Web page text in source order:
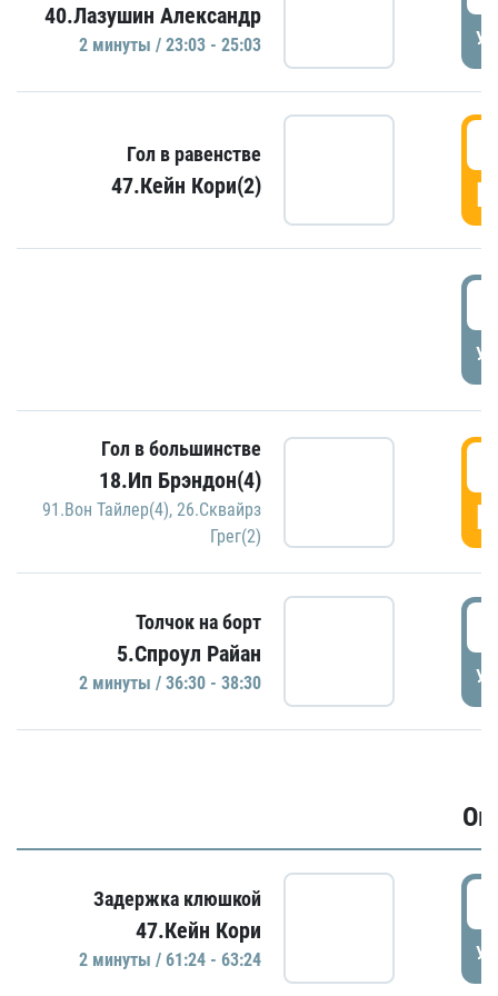
40.Лазушин Александр
2 минуты / 23:03 - 25:03
Гол в равенстве
47.Кейн Кори(2)
Гол в большинстве
18.Ип Брэндон(4)
91.Вон Тайлер(4), 26.Сквайрз
Грег(2)
Толчок на борт
5.Спроул Райан
2 минуты / 36:30 - 38:30
Задержка клюшкой
47.Кейн Кори
2 минуты / 61:24 - 63:24